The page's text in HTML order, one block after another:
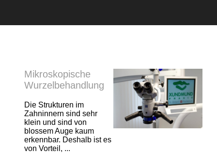
Mikroskopische
Wurzelbehandlung
Die Strukturen im
Zahninnern sind sehr
klein und sind von
blossem Auge kaum
erkennbar. Deshalb ist es
von Vorteil, ...